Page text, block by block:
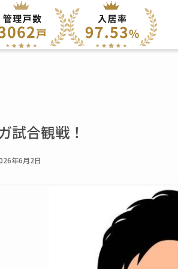
試合観戦！
年6月2日